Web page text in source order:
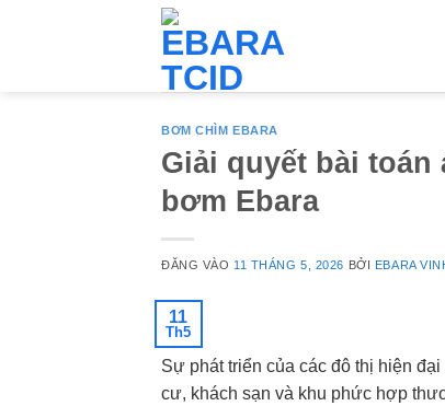
BƠM CHÌM EBARA
Giải quyết bài
bơm Ebara
ĐĂNG VÀO 11 THÁNG 5, 2026 BỞI EBARA
11
Th5
Sự phát triển của các đô thị hiện
cư, khách sạn và khu phức hợp